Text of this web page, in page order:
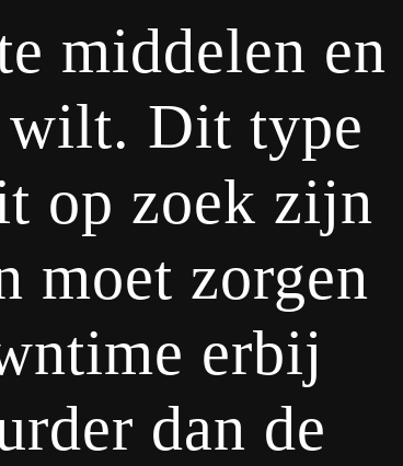
middelen en
wilt. Dit type
op zoek zijn
moet zorgen
erbij
dan de